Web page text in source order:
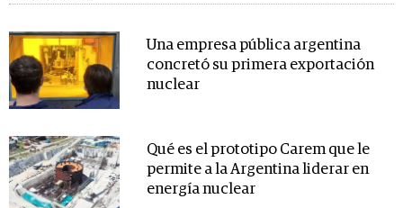
Una empresa pública argentina
concretó su primera exportación
nuclear
Qué es el prototipo Carem que le
permite a la Argentina liderar en
energía nuclear